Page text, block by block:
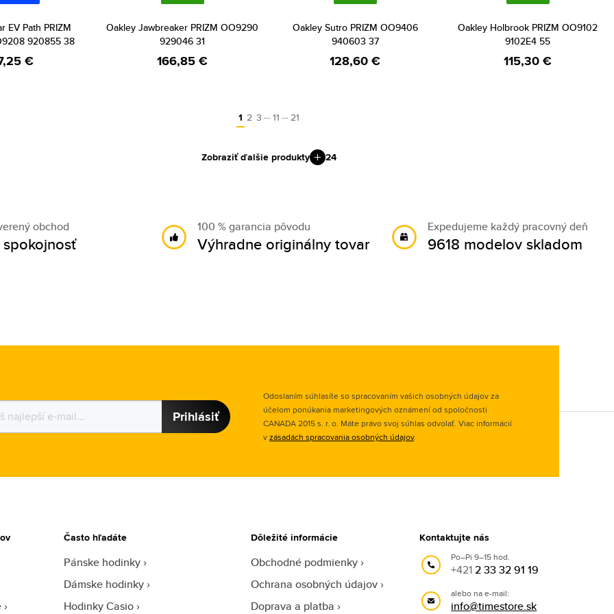
EV Path PRIZM
920855 38
€
Oakley Jawbreaker PRIZM OO9290
929046 31
166,85 €
Oakley Sutro PRIZM OO9406
940603 37
128,60 €
Oakley Holbrook PRIZM OO9102
9102E4 55
115,30 €
1 2 3 … 11 … 21
Zobraziť ďalšie produkty 24
obchod
spokojnosť
100 % garancia pôvodu
Výhradne originálny tovar
Expedujeme každý pracovný deň
9618 modelov skladom
Prihlásiť
Odoslaním súhlasíte so spracovaním vašich osobných údajov za
účelom ponúkania marketingových oznámení od spoločnosti
CANADA 2015 s. r. o. Máte právo svoj súhlas odvolať. Viac informácií
vzásadách spracovania osobných údajov.
Často hľadáte
Pánske hodinky
Dámske hodinky
Hodinky Casio
Dôležité informácie
Obchodné podmienky
Ochrana osobných údajov
Doprava a platba
Kontaktujte nás
Po–Pi 9–15 hod.
+4212 33 32 91 19
alebo na e-mail:
info@timestore.sk